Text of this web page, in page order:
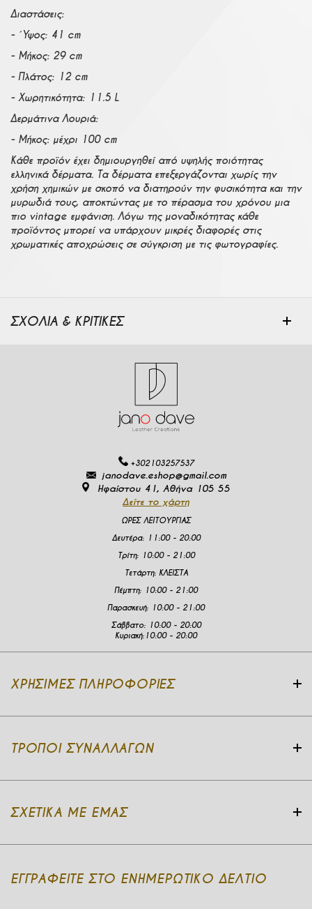
Διαστάσεις:
- Ύψος: 41 cm
- Μήκος: 29 cm
- Πλάτος: 12 cm
- Χωρητικότητα: 11.5 L
Δερμάτινα Λουριά:
- Μήκος: μέχρι 100 cm
Κάθε προϊόν έχει δημιουργηθεί από υψηλής ποιότητας
ελληνικά δέρματα. Τα δέρματα επεξεργάζονται χωρίς την
χρήση χημικών με σκοπό να διατηρούν την φυσικότητα και την
μυρωδιά τους, αποκτώντας με το πέρασμα του χρόνου μια
πιο vintage εμφάνιση. Λόγω της μοναδικότητας κάθε
προϊόντος μπορεί να υπάρχουν μικρές διαφορές στις
χρωματικές αποχρώσεις σε σύγκριση με τις φωτογραφίες.
ΣΧΟΛΙΑ & ΚΡΙΤΙΚΕΣ
+302103257537
janodave.eshop@gmail.com
Ηφαίστου 41, Αθήνα 105 55
Δείτε το χάρτη
ΩΡΕΣ ΛΕΙΤΟΥΡΓΙΑΣ
Δευτέρα: 11:00 - 20:00
Τρίτη: 10:00 - 21:00
Τετάρτη: ΚΛΕΙΣΤΑ
Πέμπτη: 10:00 - 21:00
Παρασκευή: 10:00 - 21:00
Σάββατο:10:00 - 20:00
Κυριακή: 10:00 - 20:00
ΧΡΉΣΙΜΕΣ ΠΛΗΡΟΦΟΡΊΕΣ
ΤΡΌΠΟΙ ΣΥΝΑΛΛΑΓΏΝ
ΣΧΕΤΙΚΆ ΜΕ ΕΜΆΣ
ΕΓΓΡΑΦΕΙΤΕ ΣΤΟ ΕΝΗΜΕΡΩΤΙΚΟ ΔΕΛΤΙΟ